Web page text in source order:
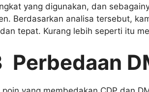
yang digunakan, dan
Berdasarkan analisa tersebut,
tepat. Kurang lebih seperti itu
Perbedaan